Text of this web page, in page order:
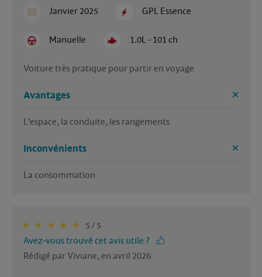
Janvier 2025 GPL Essence
Manuelle 1.0L - 101 ch
Voiture très pratique pour partir en voyage
Avantages
L'espace, la conduite, les rangements
Inconvénients
La consommation
5 / 5
Avez-vous trouvé cet avis utile ?
Rédigé par Viviane, en avril 2026